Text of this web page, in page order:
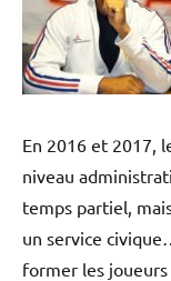
En 2016 et 2017,
niveau
temps partiel,
un service
former les